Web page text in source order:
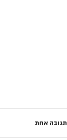
תגובה אחת